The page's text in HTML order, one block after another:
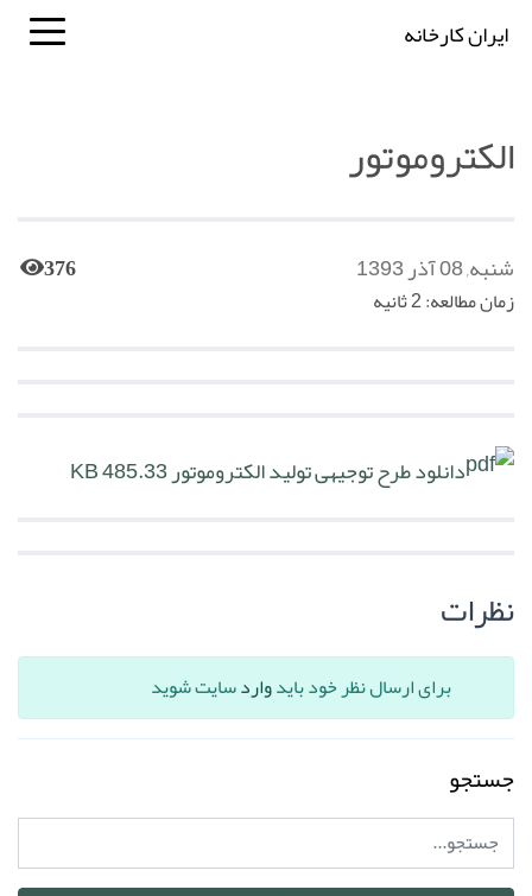
ایران کارخانه
الکتروموتور
شنبه, 08 آذر 1393 376
زمان مطالعه: 2 ثانیه
دانلود طرح توجیهی تولید الکتروموتور485.33 KB
نظرات
برای ارسال نظر خود بایدواردسایت شوید
جستجو